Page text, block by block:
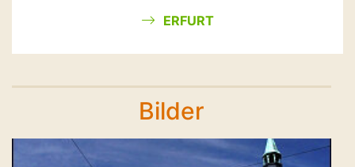
ERFURT
Bilder